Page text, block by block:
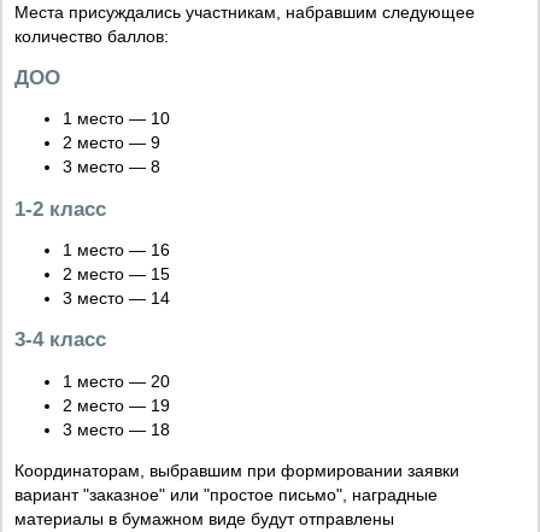
Места присуждались участникам, набравшим следующее
количество баллов:
ДОО
1 место — 10
2 место — 9
3 место — 8
1-2 класс
1 место — 16
2 место — 15
3 место — 14
3-4 класс
1 место — 20
2 место — 19
3 место — 18
Координаторам, выбравшим при формировании заявки
вариант "заказное" или "простое письмо", наградные
материалы в бумажном виде будут отправлены